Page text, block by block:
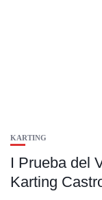
KARTING
I Prueba del
Karting